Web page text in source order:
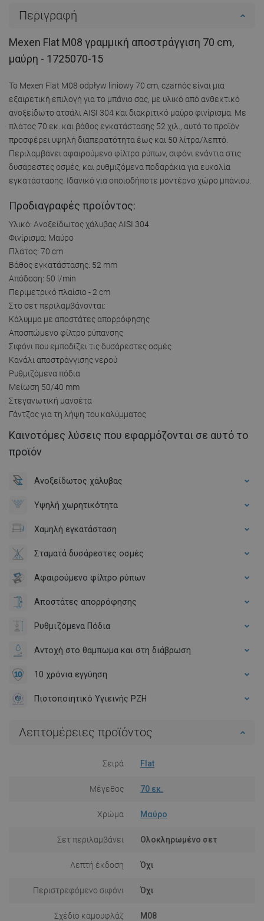
Περιγραφή
Mexen Flat M08 γραμμική αποστράγγιση 70 cm,
μαύρη - 1725070-15
Το Mexen Flat M08 odpływ liniowy 70 cm, czarnός είναι μια
εξαιρετική επιλογή για το μπάνιο σας, με υλικό από ανθεκτικό
ανοξείδωτο ατσάλι AISI 304 και διακριτικό μαύρο φινίρισμα. Με
πλάτος 70 εκ. και βάθος εγκατάστασης 52 χιλ., αυτό το προϊόν
προσφέρει υψηλή διαπερατότητα έως και 50 λίτρα/λεπτό.
Περιλαμβάνει αφαιρούμενο φίλτρο ρύπων, σιφόνι ενάντια στις
δυσάρεστες οσμές, και ρυθμιζόμενα ποδαράκια για ευκολία
εγκατάστασης. Ιδανικό για οποιοδήποτε μοντέρνο χώρο μπάνιου.
Προδιαγραφές προϊόντος:
Υλικό: Ανοξείδωτος χάλυβας AISI 304
Φινίρισμα: Μαύρο
Πλάτος: 70 cm
Βάθος εγκατάστασης: 52 mm
Απόδοση: 50 l/min
Περιμετρικό πλαίσιο - 2 cm
Στο σετ περιλαμβάνονται:
Κάλυμμα με αποστάτες απορρόφησης
Αποσπώμενο φίλτρο ρύπανσης
Σιφόνι που εμποδίζει τις δυσάρεστες οσμές
Κανάλι αποστράγγισης νερού
Ρυθμιζόμενα πόδια
Μείωση 50/40 mm
Στεγανωτική μανσέτα
Γάντζος για τη λήψη του καλύμματος
Καινοτόμες λύσεις που εφαρμόζονται σε αυτό το
προϊόν
Ανοξείδωτος χάλυβας
Υψηλή χωρητικότητα
Χαμηλή εγκατάσταση
Σταματά δυσάρεστες οσμές
Αφαιρούμενο φίλτρο ρύπων
Αποστάτες απορρόφησης
Ρυθμιζόμενα Πόδια
Αντοχή στο θαμπωμα και στη διάβρωση
10 χρόνια εγγύηση
Πιστοποιητικό Υγιεινής PZH
Λεπτομέρειες προϊόντος
Σειρά Flat
Μέγεθος 70 εκ.
Χρώμα Μαύρο
Σετ περιλαμβάνει Ολοκληρωμένο σετ
Λεπτή έκδοση Όχι
Περιστρεφόμενο σιφόνι Όχι
Σχέδιο καμουφλάζ M08